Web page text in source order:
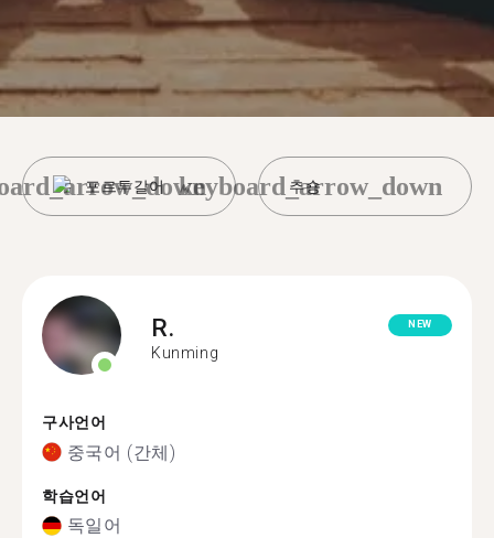
포르투갈어 추숑
keyboard_arrow_down
R.
Kunming
NEW
구사언어
중국어 (간체)
학습언어
독일어